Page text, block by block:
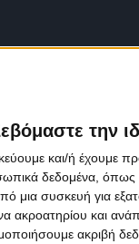
την
και/ή
δεδομένα, όπως
συσκευή για
ακροατηρίου και
ακριβή